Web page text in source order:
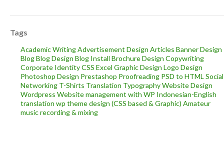
Tags
Academic WritingAdvertisement Design Articles Banner Design
BlogBlog Design Blog Install Brochure Design Copywriting
Corporate IdentityCSS Excel Graphic Design Logo Design
Photoshop Design Prestashop Proofreading PSD to HTML Social
Networking T-Shirts Translation TypographyWebsite Design
Wordpress Website management with WP Indonesian-English
translation wp theme design (CSS based & Graphic) Amateur
music recording & mixing